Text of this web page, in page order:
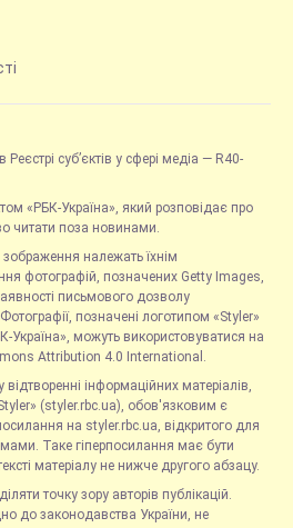
суб’єктів у сфері медіа — R40-
«РБК-Україна», який розповідає про
читати поза новинами.
зображення належать їхнім
фотографій, позначених Getty Images,
письмового дозволу
позначені логотипом «Styler»
Україна», можуть використовуватися на
Attribution 4.0 International.
інформаційних матеріалів,
(styler.rbc.ua), обов'язковим є
на styler.rbc.ua, відкритого для
Таке гіперпосилання має бути
матеріалу не нижче другого абзацу.
точку зору авторів публікацій.
до законодавства України, не